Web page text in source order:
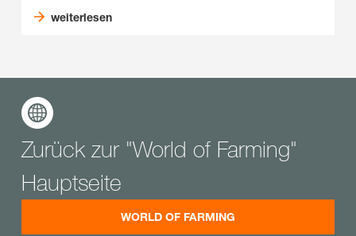
weiterlesen
Zurück zur "World of Farming"
Hauptseite
WORLD OF FARMING